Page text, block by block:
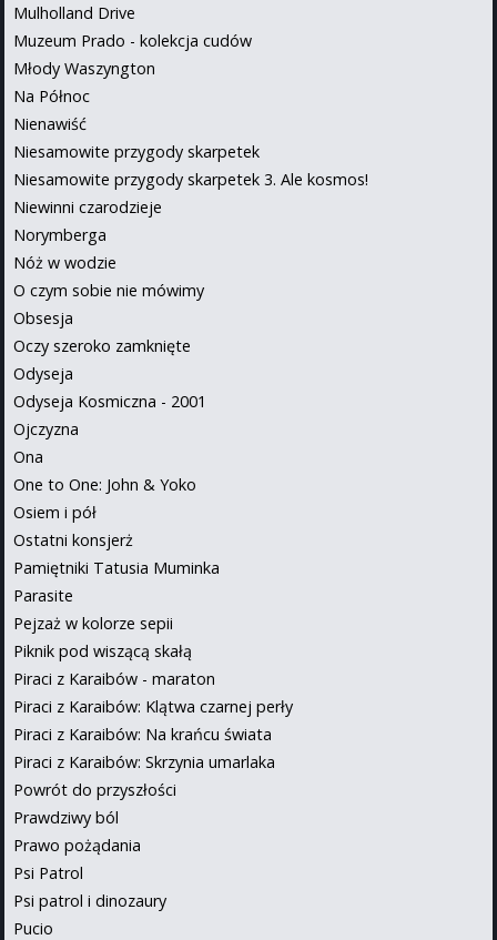
Mulholland Drive
Muzeum Prado - kolekcja cudów
Młody Waszyngton
Na Północ
Nienawiść
Niesamowite przygody skarpetek
Niesamowite przygody skarpetek 3. Ale kosmos!
Niewinni czarodzieje
Norymberga
Nóż w wodzie
O czym sobie nie mówimy
Obsesja
Oczy szeroko zamknięte
Odyseja
Odyseja Kosmiczna - 2001
Ojczyzna
Ona
One to One: John & Yoko
Osiem i pół
Ostatni konsjerż
Pamiętniki Tatusia Muminka
Parasite
Pejzaż w kolorze sepii
Piknik pod wiszącą skałą
Piraci z Karaibów - maraton
Piraci z Karaibów: Klątwa czarnej perły
Piraci z Karaibów: Na krańcu świata
Piraci z Karaibów: Skrzynia umarlaka
Powrót do przyszłości
Prawdziwy ból
Prawo pożądania
Psi Patrol
Psi patrol i dinozaury
Pucio